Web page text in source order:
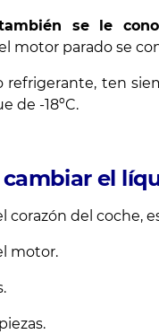
se le
motor parado se
refrigerante, ten
de -18ºC.
el
corazón del coche,
motor.